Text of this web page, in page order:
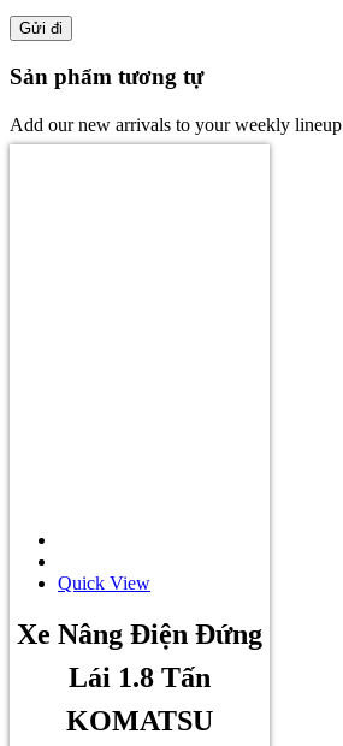
Sản phẩm tương tự
Add our new arrivals to your weekly lineup
Quick View
Xe Nâng Điện Đứng
Lái 1.8 Tấn
KOMATSU